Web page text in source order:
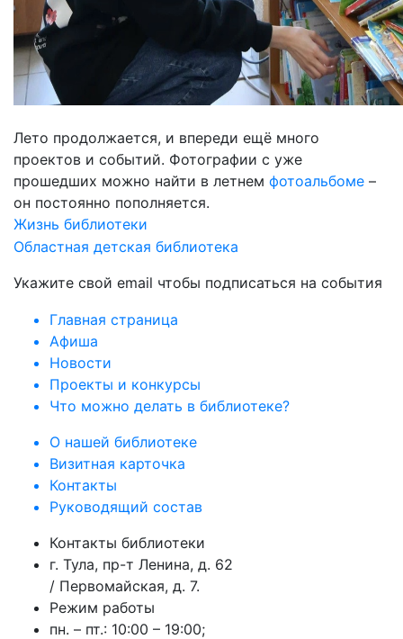
Лето продолжается, и впереди ещё много
проектов и событий. Фотографии с уже
прошедших можно найти в летнем фотоальбоме –
он постоянно пополняется.
Жизнь библиотеки
Областная детская библиотека
Укажите свой email чтобы подписаться на события
Главная страница
Афиша
Новости
Проекты и конкурсы
Что можно делать в библиотеке?
О нашей библиотеке
Визитная карточка
Контакты
Руководящий состав
Контакты библиотеки
г. Тула, пр-т Ленина, д. 62
/ Первомайская, д. 7.
Режим работы
пн. – пт.: 10:00 – 19:00;